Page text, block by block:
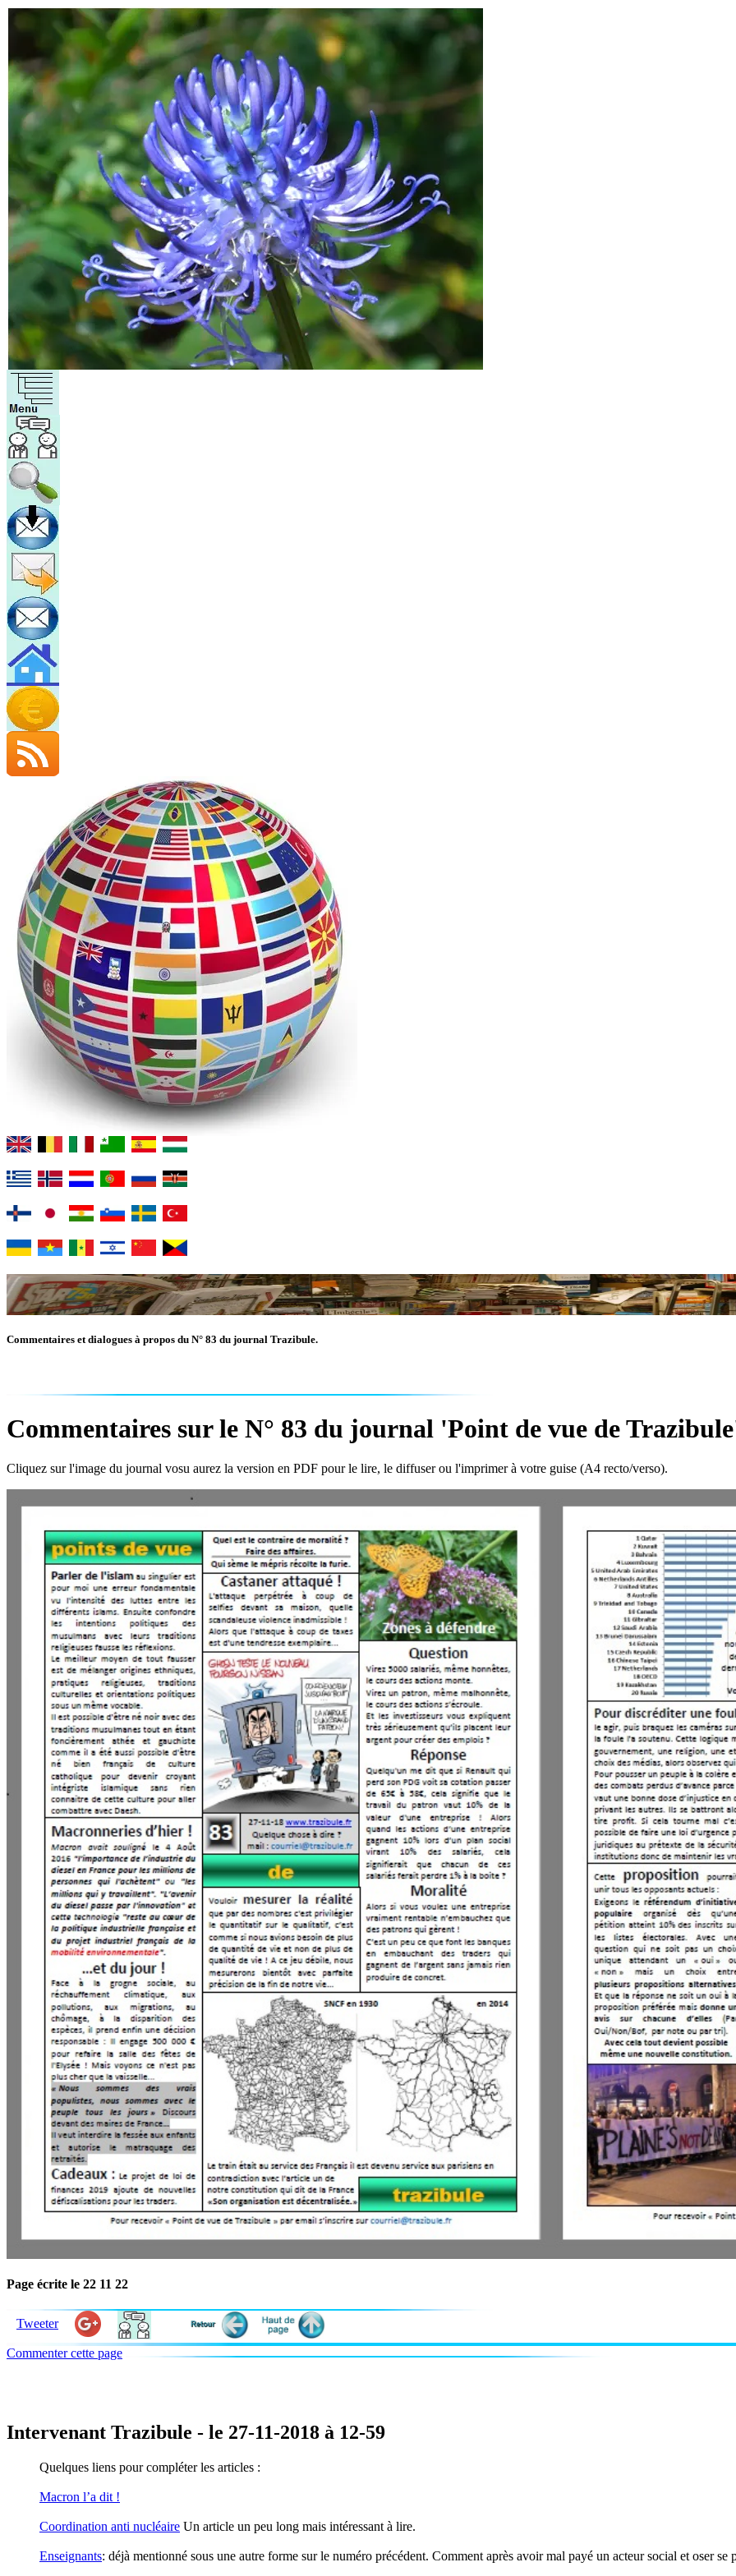
Commentaires et dialogues à propos du N° 83 du journal Trazibule.
Commentaires sur le N° 83 du journal 'Point de vue de
Cliquez sur l'image du journal vosu aurez la version en PDF pour le lire, le diffuser ou l'imprimer à votre guise (A4 recto/verso).
Page écrite le 22 11 22
Tweeter
Commenter cette page
Intervenant Trazibule - le 27-11-2018 à 12-59
Quelques liens pour compléter les articles :
Macron l’a dit !
Coordination anti nucléaire Un article un peu long mais intéressant à lire.
Enseignants: déjà mentionné sous une autre forme sur le numéro précédent. Comment après avoir mal payé un acteur social et oser se